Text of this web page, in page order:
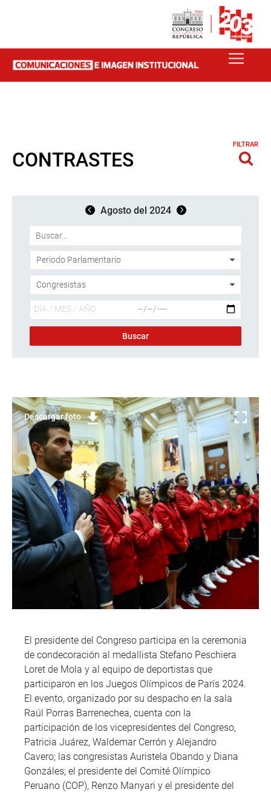
CONTRASTES
FILTRAR
Agosto del 2024
Descargar foto
El presidente del Congreso participa en la ceremonia
de condecoración al medallista Stefano Peschiera
Loret de Mola y al equipo de deportistas que
participaron en los Juegos Olímpicos de París 2024.
El evento, organizado por su despacho en la sala
Raúl Porras Barrenechea, cuenta con la
participación de los vicepresidentes del Congreso,
Patricia Juárez, Waldemar Cerrón y Alejandro
Cavero; las congresistas Auristela Obando y Diana
Gonzáles; el presidente del Comité Olímpico
Peruano (COP), Renzo Manyari y el presidente del